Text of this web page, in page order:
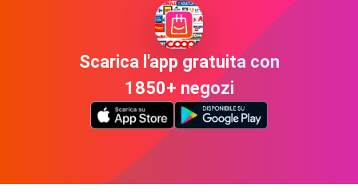
Scarica l'app gratuita con
1850+ negozi